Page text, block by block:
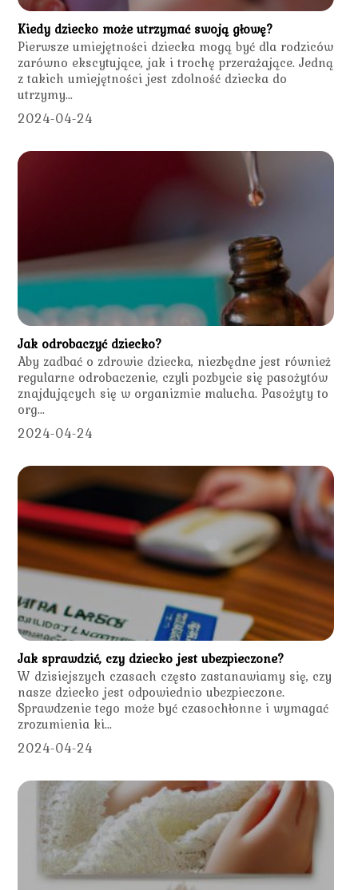
Kiedy dziecko może utrzymać swoją głowę?
Pierwsze umiejętności dziecka mogą być dla rodziców
zarówno ekscytujące, jak i trochę przerażające. Jedną
z takich umiejętności jest zdolność dziecka do
utrzymy...
2024-04-24
Jak odrobaczyć dziecko?
Aby zadbać o zdrowie dziecka, niezbędne jest również
regularne odrobaczenie, czyli pozbycie się pasożytów
znajdujących się w organizmie malucha. Pasożyty to
org...
2024-04-24
Jak sprawdzić, czy dziecko jest ubezpieczone?
W dzisiejszych czasach często zastanawiamy się, czy
nasze dziecko jest odpowiednio ubezpieczone.
Sprawdzenie tego może być czasochłonne i wymagać
zrozumienia ki...
2024-04-24